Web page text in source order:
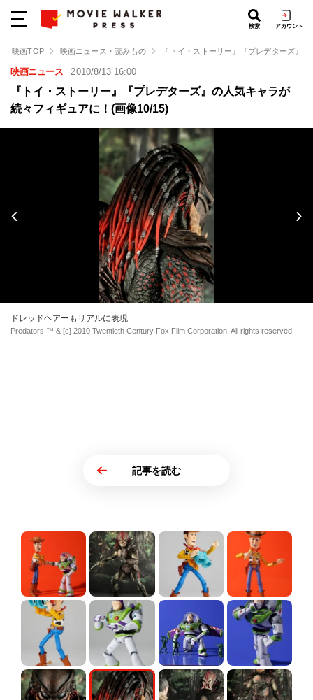
検索 アカウント
映画TOP 映画ニュース・読みもの 『トイ・ストーリー』『プレデターズ』
映画ニュース 2010/8/13 16:00
『トイ・ストーリー』『プレデターズ』の人気キャラが
続々フィギュアに！(画像10/15)
ドレッドヘアーもリアルに表現
Predators ™ & [c] 2010 Twentieth Century Fox Film Corporation. All rights reserved.
記事を読む